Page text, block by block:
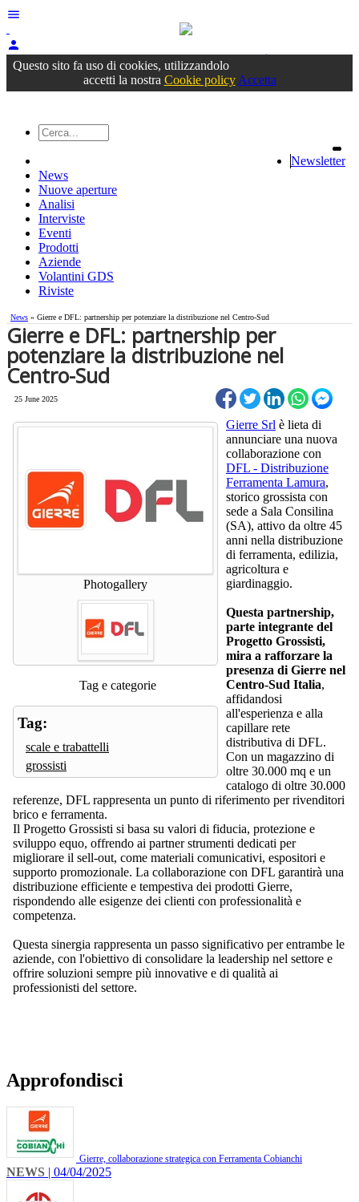
menu
person
Accedioppure registrati
Questo sito fa uso di cookies, utilizzandolo
accetti la nostra Cookie policy Accetta
Newsletter
News
Nuove aperture
Analisi
Interviste
Eventi
Prodotti
Aziende
Volantini GDS
Riviste
News » Gierre e DFL: partnership per potenziare la distribuzione nel Centro-Sud
Gierre e DFL: partnership per
potenziare la distribuzione nel
Centro-Sud
25 June 2025
Photogallery
Tag e categorie
Tag:
scale e trabattelli
grossisti
Gierre Srl è lieta di
annunciare una nuova
collaborazione con
DFL - Distribuzione
Ferramenta Lamura,
storico grossista con
sede a Sala Consilina
(SA), attivo da oltre 45
anni nella distribuzione
di ferramenta, edilizia,
agricoltura e
giardinaggio.
Questa partnership,
parte integrante del
Progetto Grossisti,
mira a rafforzare la
presenza di Gierre nel
Centro-Sud Italia,
affidandosi
all'esperienza e alla
capillare rete
distributiva di DFL.
Con un magazzino di
oltre 30.000 mq e un
catalogo di oltre 30.000
referenze, DFL rappresenta un punto di riferimento per rivenditori
brico e ferramenta.
Il Progetto Grossisti si basa su valori di fiducia, protezione e
sviluppo equo, offrendo ai partner strumenti dedicati per
migliorare il sell-out, come materiali comunicativi, espositori e
supporto promozionale. La collaborazione con DFL garantirà una
distribuzione efficiente e tempestiva dei prodotti Gierre,
rispondendo alle esigenze dei clienti con professionalità e
competenza.
Questa sinergia rappresenta un passo significativo per entrambe le
aziende, con l'obiettivo di consolidare la leadership nel settore e
offrire soluzioni sempre più innovative e di qualità ai
professionisti del settore.
Approfondisci
Gierre, collaborazione strategica con Ferramenta Cobianchi
NEWS | 04/04/2025